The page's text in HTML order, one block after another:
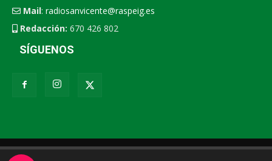
Mail: radiosanvicente@raspeig.es
Redacción: 670 426 802
SÍGUENOS
Radio San Vicente Contacto XEMV